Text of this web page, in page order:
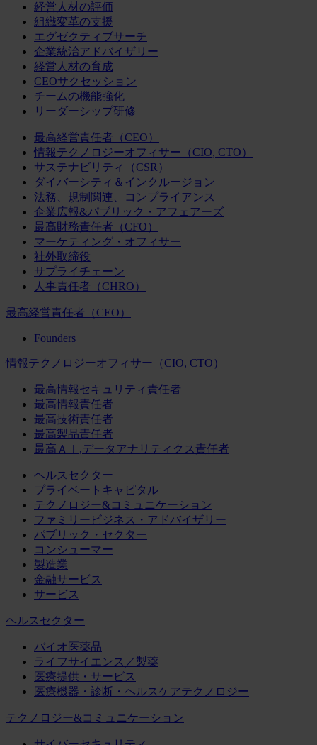
経営人材の評価
組織変革の支援
エグゼクティブサーチ
企業統治アドバイザリー
経営人材の育成
CEOサクセッション
チームの機能強化
リーダーシップ研修
最高経営責任者（CEO）
情報テクノロジーオフィサー（CIO, CTO）
サステナビリティ（CSR）
ダイバーシティ＆インクルージョン
法務、規制関連、コンプライアンス
企業広報&パブリック・アフェアーズ
最高財務責任者（CFO）
マーケティング・オフィサー
社外取締役
サプライチェーン
人事責任者（CHRO）
最高経営責任者（CEO）
Founders
情報テクノロジーオフィサー（CIO, CTO）
最高情報セキュリティ責任者
最高情報責任者
最高技術責任者
最高製品責任者
最高ＡＩ,データアナリティクス責任者
ヘルスセクター
プライベートキャピタル
テクノロジー&コミュニケーション
ファミリービジネス・アドバイザリー
パブリック・セクター
コンシューマー
製造業
金融サービス
サービス
ヘルスセクター
バイオ医薬品
ライフサイエンス／製薬
医療提供・サービス
医療機器・診断・ヘルスケアテクノロジー
テクノロジー&コミュニケーション